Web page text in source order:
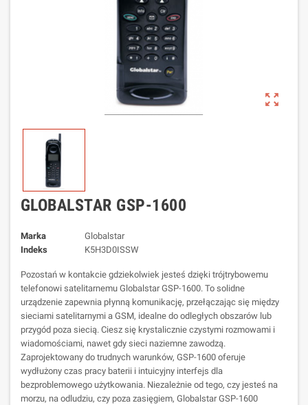
zoom_out_map
GLOBALSTAR GSP-1600
Marka
Globalstar
Indeks
K5H3D0ISSW
Pozostań w kontakcie gdziekolwiek jesteś dzięki trójtrybowemu
telefonowi satelitarnemu Globalstar GSP-1600. To solidne
urządzenie zapewnia płynną komunikację, przełączając się między
sieciami satelitarnymi a GSM, idealne do odległych obszarów lub
przygód poza siecią. Ciesz się krystalicznie czystymi rozmowami i
wiadomościami, nawet gdy sieci naziemne zawodzą.
Zaprojektowany do trudnych warunków, GSP-1600 oferuje
wydłużony czas pracy baterii i intuicyjny interfejs dla
bezproblemowego użytkowania. Niezależnie od tego, czy jesteś na
morzu, na odludziu, czy poza zasięgiem, Globalstar GSP-1600